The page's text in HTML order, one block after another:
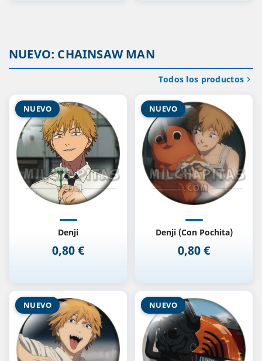
NUEVO: CHAINSAW MAN
Denji
Precio
0,80 €
NUEVO
Denji (Con Pochita)
Precio
0,80 €
NUEVO
NUEVO NUEVO
Todos los productos 